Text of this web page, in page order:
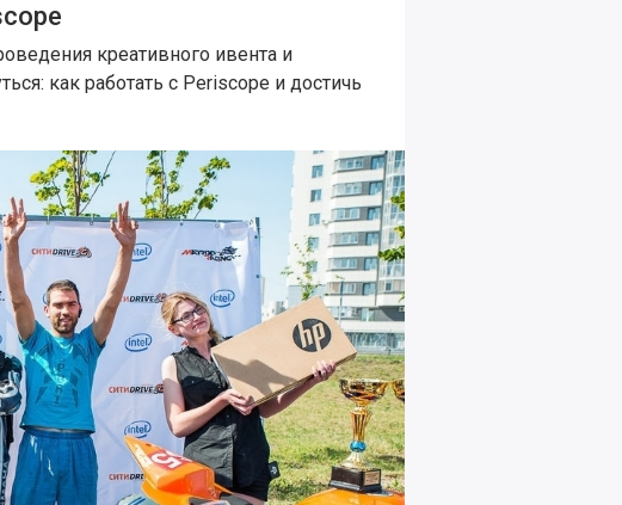
креативного ивента и
как работать с Periscope и достичь